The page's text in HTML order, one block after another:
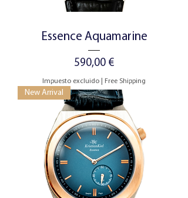
Essence Aquamarine
Precio
590,00 €
Impuesto excluido Free Shipping
New Arrival